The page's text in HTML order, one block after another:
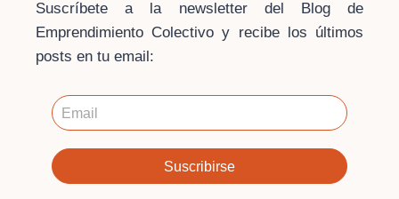
INDIVIDUOS
QUE
COMPARTEN
UN
COMÚN»
© 2026 · Blog Emprendimiento Colectivo ·
Escuela de
Contacto
Aviso Legal·Política de privacidad
Política
Suscríbete a la newsletter del Blog de
Emprendimiento Colectivo y recibe los últimos
posts en tu email: